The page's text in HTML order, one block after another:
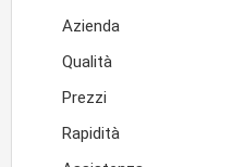
Azienda
Qualità
Prezzi
Rapidità